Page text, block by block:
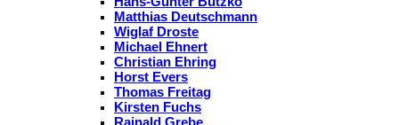
Matthias Deutschmann
Wiglaf Droste
Michael Ehnert
Christian Ehring
Horst Evers
Thomas Freitag
Kirsten Fuchs
Rainald Grebe